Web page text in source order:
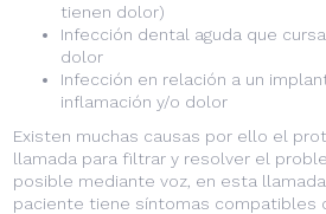
tienen dolor)
Infección dental aguda que
dolor
Infección en relación a un
inflamación y/o dolor
Existen muchas causas por ello el
llamada para filtrar y resolver el
posible mediante voz, en esta
paciente tiene síntomas compatibles